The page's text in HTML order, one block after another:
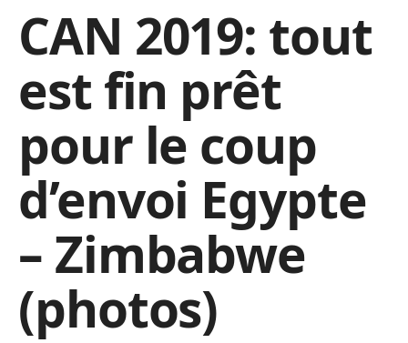
CAN 2019: tout
est fin prêt
pour le coup
d’envoi Egypte
– Zimbabwe
(photos)